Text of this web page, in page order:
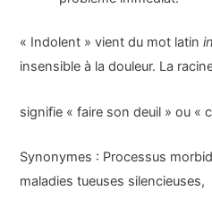
« Indolent » vient du mot latin
insensible à la douleur. La
signifie « faire son deuil » ou «
Synonymes : Processus
maladies tueuses silencieuses,